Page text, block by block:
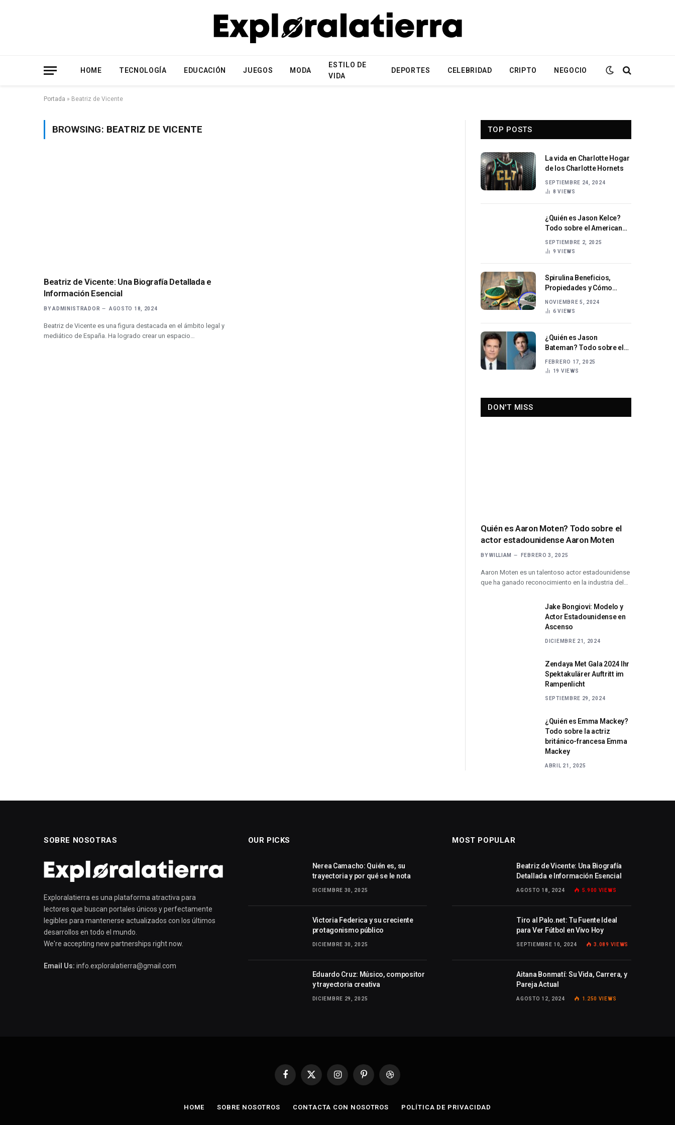
HOME TECNOLOGÍA EDUCACIÓN JUEGOS MODA
ESTILO DE
VIDA
DEPORTES CELEBRIDAD CRIPTO NEGOCIO
Portada » Beatriz de Vicente
BROWSING: BEATRIZ DE VICENTE
Beatriz de Vicente: Una Biografía Detallada e
Información Esencial
BY ADMINISTRADOR AGOSTO 18, 2024
Beatriz de Vicente es una figura destacada en el ámbito legal y
mediático de España. Ha logrado crear un espacio…
TOP POSTS
La vida en Charlotte Hogar
de los Charlotte Hornets
SEPTIEMBRE 24, 2024
8VIEWS
¿Quién es Jason Kelce?
Todo sobre el American
SEPTIEMBRE 2, 2025
9VIEWS
Spirulina Beneficios,
Propiedades y Cómo
NOVIEMBRE 5, 2024
6VIEWS
¿Quién es Jason
Bateman? Todo sobre el
estadounidense
FEBRERO 17, 2025
19 VIEWS
DON'T MISS
Quién es Aaron Moten? Todo sobre el
actor estadounidense Aaron Moten
BY WILLIAM FEBRERO 3, 2025
Aaron Moten es un talentoso actor estadounidense
que ha ganado reconocimiento en la industria del…
Jake Bongiovi: Modelo y
Actor Estadounidense en
Ascenso
DICIEMBRE 21, 2024
Zendaya Met Gala 2024 Ihr
Spektakulärer Auftritt im
Rampenlicht
SEPTIEMBRE 29, 2024
¿Quién es Emma Mackey?
Todo sobre la actriz
británico-francesa Emma
Mackey
ABRIL 21, 2025
SOBRE NOSOTRAS
Exploralatierra es una plataforma atractiva para
lectores que buscan portales únicos y perfectamente
legibles para mantenerse actualizados con los últimos
desarrollos en todo el mundo.
We're accepting new partnerships right now.
Email Us: info.exploralatierra@gmail.com
OUR PICKS
Nerea Camacho: Quién es, su
trayectoria y por qué se le nota
DICIEMBRE 30, 2025
Victoria Federica y su creciente
protagonismo público
DICIEMBRE 30, 2025
Eduardo Cruz: Músico, compositor
y trayectoria creativa
DICIEMBRE 29, 2025
MOST POPULAR
Beatriz de Vicente: Una Biografía
Detallada e Información Esencial
AGOSTO 18, 2024 5.900 VIEWS
Tiro al Palo.net: Tu Fuente Ideal
para Ver Fútbol en Vivo Hoy
SEPTIEMBRE 10, 2024 3.089 VIEWS
Aitana Bonmatí: Su Vida, Carrera, y
Pareja Actual
AGOSTO 12, 2024 1.250 VIEWS
Facebook
X
InstagramPinterestDribbble
HOME SOBRE NOSOTROS CONTACTA CON NOSOTROS POLÍTICA DE PRIVACIDAD